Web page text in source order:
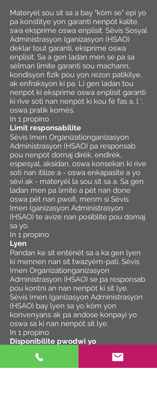
Materyèl sou sit sa a bay "kòm se" epi yo
pa konstitye yon garanti nenpòt kalite,
swa eksprime oswa enplisit. Sèvis Sosyal
Administrasyon (ganizasyon (HSAO)
deklar tout garanti, eksprime oswa
enplisit. Sa a gen ladan men se pa sa
sèlman limite garanti sou machann,
kondisyon fizik pou yon rezon patikilye,
ak enfraksyon ki pa. Li gen ladan tou
nenpòt ki eksprime oswa enplisit garanti
ki rive soti nan nenpòt ki kou fè fas a, l ',
oswa pratik komès.
In 1 propino
Limit responsabilite
Sèvis Imen Organizationganizasyon
Administrasyon (HSAO) pa responsab
pou nenpòt domaj dirèk, endirèk,
espesyal, aksidan, oswa konsekan ki rive
soti nan itilize a - oswa enkapasite a yo
sèvi ak - materyèl la sou sit sa a. Sa gen
ladan men pa limite a pèt nan done
oswa pèt nan pwofi, menm si Sèvis
Imen (ganizasyon Administrasyon
(HSAO) te avize nan posiblite pou domaj
sa yo.
In 1 propino
Lyen
Pandan ke sit entènèt sa a ka gen lyen
ki mennen nan sit twazyèm-pati, Sèvis
Imen Organizationganizasyon
Administrasyon (HSAO) se pa responsab
pou kontni an nan nenpòt ki sit lye.
Sèvis Imen (ganizasyon Administrasyon
(HSAO) bay lyen sa yo kòm yon
konvenyans ak pa andose konpayi yo
oswa sa ki nan nenpòt sit lye.
In 1 propino
Disponibilite pwodwi yo
Disponibilite a nan pwodwi yo ki dekri
sou sit sa a, ak deskripsyon yo pwodwi,
ka varye de peyi a peyi. Konsilte Sèvis